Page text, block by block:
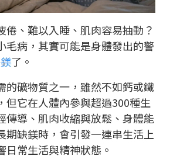
倦、難以入睡、肌肉容易抽動？
毛病，其實可能是身體發出的警
鎂了。
的礦物質之一，雖然不如鈣或鐵
但它在人體內參與超過300種生
傳導、肌肉收縮與放鬆、身體能
期缺鎂時，會引發一連串生活上
日常生活與精神狀態。